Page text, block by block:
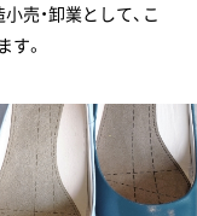
売・卸業として、こ
。